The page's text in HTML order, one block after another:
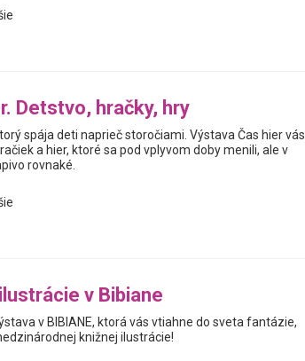
Detstvo, hračky, hry
spája deti naprieč storočiami. Výstava Čas hier vás
a hier, ktoré sa pod vplyvom doby menili, ale v
rovnaké.
v Bibiane
v BIBIANE, ktorá vás vtiahne do sveta fantázie,
knižnej ilustrácie!